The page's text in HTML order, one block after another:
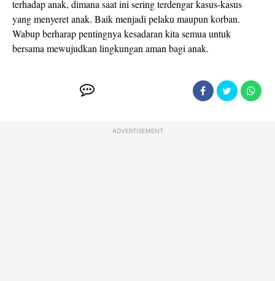
terhadap anak, dimana saat ini sering terdengar kasus-kasus
yang menyeret anak. Baik menjadi pelaku maupun korban.
Wabup berharap pentingnya kesadaran kita semua untuk
bersama mewujudkan lingkungan aman bagi anak.
ADVERTISEMENT